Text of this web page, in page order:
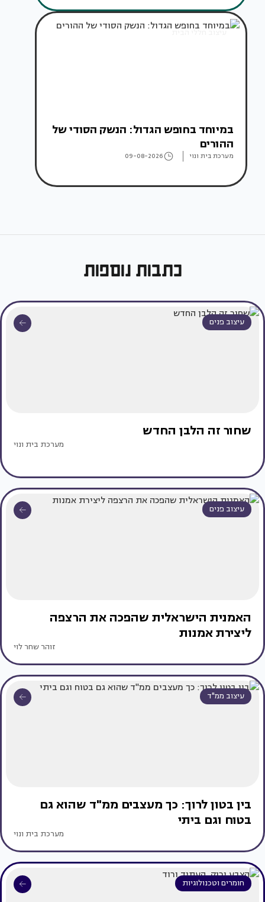
במיוחד בחופש הגדול: הנשק הסודי של
ההורים
מערכת בית ונוי 09-08-2026
כתבות נוספות
עיצוב פנים
שחור זה הלבן החדש
מערכת בית ונוי
עיצוב פנים
האמנית הישראלית שהפכה את הרצפה
ליצירת אמנות
זוהר שחר לוי
עיצוב ממ"ד
בין בטון לרוך: כך מעצבים ממ"ד שהוא גם
בטוח וגם ביתי
מערכת בית ונוי
חומרים וטכנולוגיות